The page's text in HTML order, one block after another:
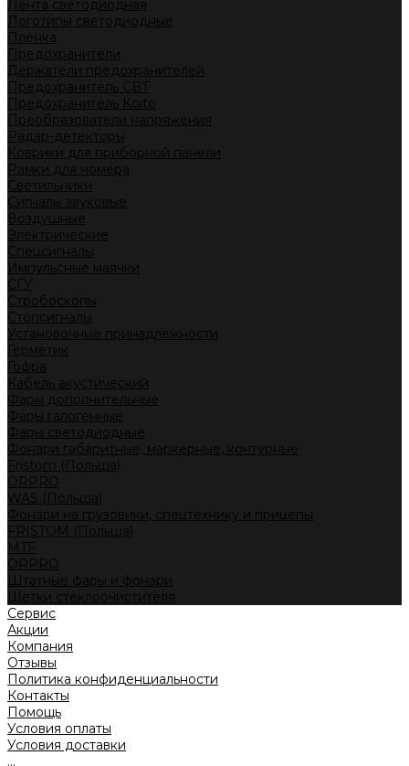
Лента светодиодная
Логотипы светодиодные
Пленка
Предохранители
Держатели предохранителей
Предохранитель CBT
Предохранитель Koito
Преобразователи напряжения
Радар-детекторы
Коврики для приборной панели
Рамки для номера
Светильники
Сигналы звуковые
Воздушные
Электрические
Спецсигналы
Импульсные маячки
СГУ
Стробоскопы
Стопсигналы
Установочные принадлежности
Герметик
Гофра
Кабель акустический
Фары дополнительные
Фары галогенные
Фары светодиодные
Фонари габаритные, маркерные, контурные
Fristom (Польша)
ORPRO
WAS (Польша)
Фонари на грузовики, спецтехнику и прицепы
FRISTOM (Польша)
MTF
ORPRO
Штатные фары и фонари
Щетки стеклоочистителя
Сервис
Акции
Компания
Отзывы
Политика конфиденциальности
Контакты
Помощь
Условия оплаты
Условия доставки
...